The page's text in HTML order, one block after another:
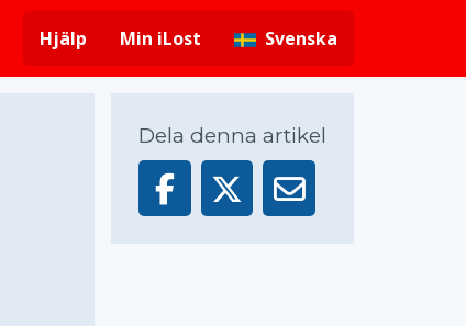
Hjälp
Min iLost Svenska
Dela denna artikel